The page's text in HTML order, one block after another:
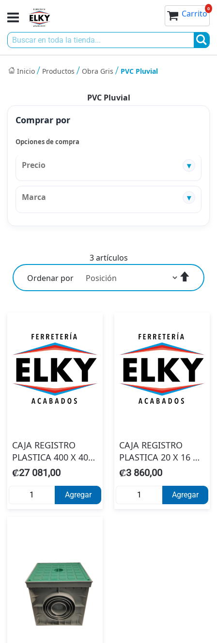
al
contenido
Toggle
Nav
Mi cesta
Carrito0 0
Inicio Productos Obra Gris PVC Pluvial
PVC Pluvial
3artículos
Ordenar por
Fijar
CAJA REGISTRO
PLASTICA 400 X 400
POP CON TAPA LISA
₡27 081,00
Agregar
CAJA REGISTRO
PLASTICA 20 X 16 X
24 CM POP CON
SENKRON
₡3 860,00
Agregar
Comprar por
Opciones de compra
Precio
Marca